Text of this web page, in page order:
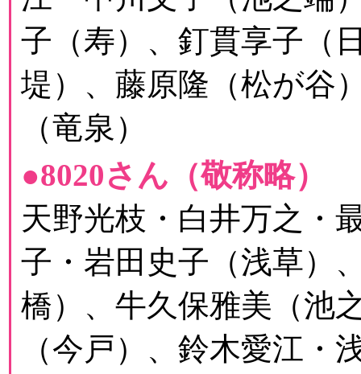
子（寿）、釘貫享子（
堤）、藤原隆（松が谷
（竜泉）
●8020さん（敬称略）
天野光枝・白井万之・
子・岩田史子（浅草）
橋）、牛久保雅美（池
（今戸）、鈴木愛江・